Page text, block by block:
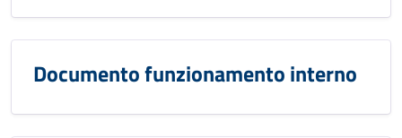
Documento funzionamento interno